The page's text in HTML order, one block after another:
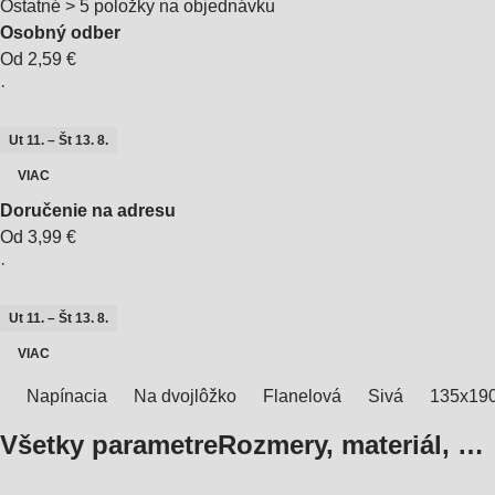
Ostatné > 5 položky na objednávku
Osobný odber
Od 2,59 €
·
Ut 11. – Št 13. 8.
VIAC
Doručenie na adresu
Od 3,99 €
·
Ut 11. – Št 13. 8.
VIAC
Napínacia Na dvojlôžko Flanelová Sivá
Všetky parametreRozmery, materiál, …